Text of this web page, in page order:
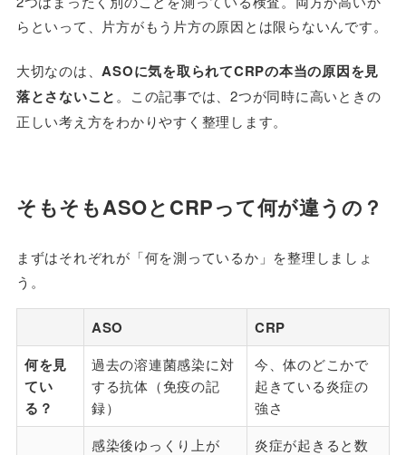
らといって、片方がもう片方の原因とは限らないんです。
大切なのは、 ASOに気を取られてCRPの本当の原因を見
落とさないこと 。この記事では、2つが同時に高いときの
正しい考え方をわかりやすく整理します。
そもそもASOとCRPって何が違うの？
まずはそれぞれが「何を測っているか」を整理しましょ
う。
ASO
CRP
何を見
てい
る？
過去の溶連菌感染に対
する抗体（免疫の記
録）
今、体のどこかで
起きている炎症の
強さ
感染後ゆっくり上が
炎症が起きると数